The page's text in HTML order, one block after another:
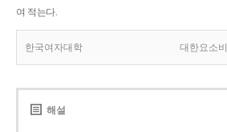
여 적는다.
한국여자대학 대한요소
해설